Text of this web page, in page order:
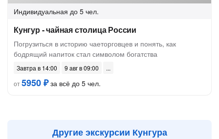
Индивидуальная до 5 чел.
Кунгур - чайная столица России
Погрузиться в историю чаеторговцев и понять, как
бодрящий напиток стал символом богатства
Завтра в 14:00
9 авг в 09:00
от5950 ₽за всё до 5 чел.
Другие экскурсии Кунгура